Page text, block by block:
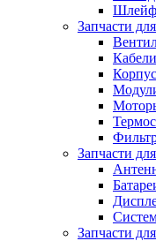
Запчасти
Запчасти
Запчасти